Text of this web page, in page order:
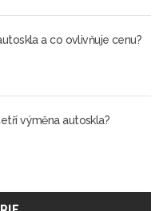
a co ovlivňuje cenu?
výměna autoskla?